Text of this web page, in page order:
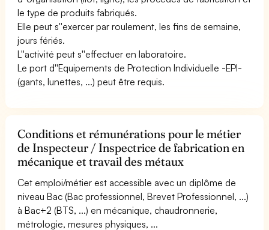
le type de produits fabriqués.
Elle peut s''exercer par roulement, les fins de semaine,
jours fériés.
L''activité peut s''effectuer en laboratoire.
Le port d''Equipements de Protection Individuelle -EPI-
(gants, lunettes, ...) peut être requis.
Conditions et rémunérations pour le métier
de Inspecteur / Inspectrice de fabrication en
mécanique et travail des métaux
Cet emploi/métier est accessible avec un diplôme de
niveau Bac (Bac professionnel, Brevet Professionnel, ...)
à Bac+2 (BTS, ...) en mécanique, chaudronnerie,
métrologie, mesures physiques, ...